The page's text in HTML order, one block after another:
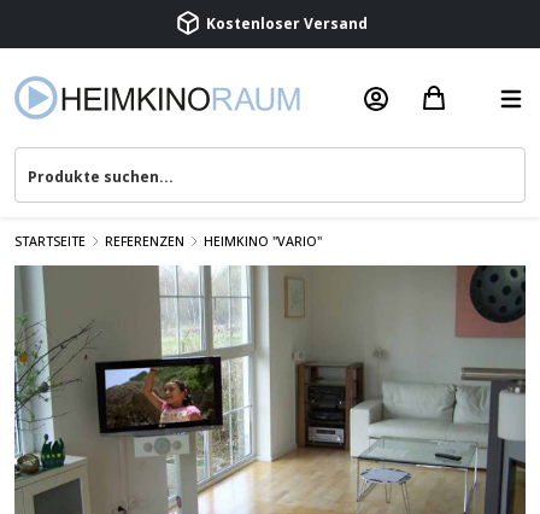
Kostenloser Versand
Beratung & Service
STARTSEITE REFERENZEN HEIMKINO "VARIO"